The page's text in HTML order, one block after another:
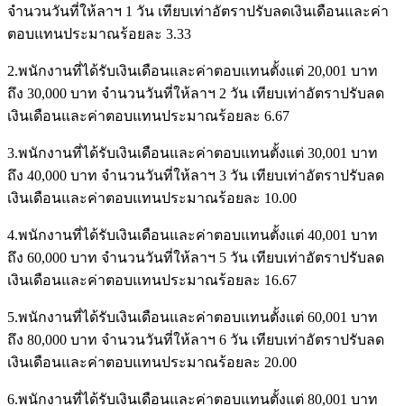
จำนวนวันที่ให้ลาฯ 1 วัน เทียบเท่าอัตราปรับลดเงินเดือนและค่า
ตอบแทนประมาณร้อยละ 3.33
2.พนักงานที่ได้รับเงินเดือนและค่าตอบแทนตั้งแต่ 20,001 บาท
ถึง 30,000 บาท จำนวนวันที่ให้ลาฯ 2 วัน เทียบเท่าอัตราปรับลด
เงินเดือนและค่าตอบแทนประมาณร้อยละ 6.67
3.พนักงานที่ได้รับเงินเดือนและค่าตอบแทนตั้งแต่ 30,001 บาท
ถึง 40,000 บาท จำนวนวันที่ให้ลาฯ 3 วัน เทียบเท่าอัตราปรับลด
เงินเดือนและค่าตอบแทนประมาณร้อยละ 10.00
4.พนักงานที่ได้รับเงินเดือนและค่าตอบแทนตั้งแต่ 40,001 บาท
ถึง 60,000 บาท จำนวนวันที่ให้ลาฯ 5 วัน เทียบเท่าอัตราปรับลด
เงินเดือนและค่าตอบแทนประมาณร้อยละ 16.67
5.พนักงานที่ได้รับเงินเดือนและค่าตอบแทนตั้งแต่ 60,001 บาท
ถึง 80,000 บาท จำนวนวันที่ให้ลาฯ 6 วัน เทียบเท่าอัตราปรับลด
เงินเดือนและค่าตอบแทนประมาณร้อยละ 20.00
6.พนักงานที่ได้รับเงินเดือนและค่าตอบแทนตั้งแต่ 80,001 บาท